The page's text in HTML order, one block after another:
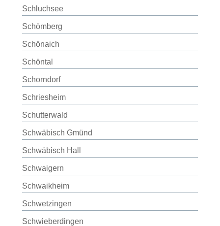
Schluchsee
Schömberg
Schönaich
Schöntal
Schorndorf
Schriesheim
Schutterwald
Schwäbisch Gmünd
Schwäbisch Hall
Schwaigern
Schwaikheim
Schwetzingen
Schwieberdingen